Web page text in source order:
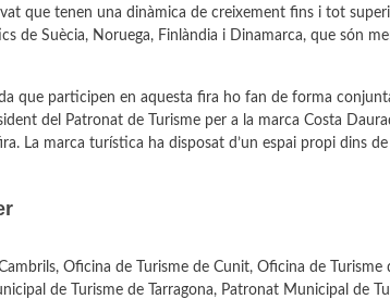
que tenen una dinàmica de creixement fins i tot
de Suècia, Noruega, Finlàndia i Dinamarca, que són
que participen en aquesta fira ho fan de forma
del Patronat de Turisme per a la marca Costa
La marca turística ha disposat d’un espai propi dins de
Oficina de Turisme de Cunit, Oficina de Turisme
de Turisme de Tarragona, Patronat Municipal de